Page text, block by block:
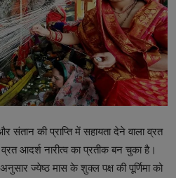
संतान की प्राप्ति में सहायता देने वाला व्रत
आदर्श नारीत्व का प्रतीक बन चुका है।
ज्येष्ठ मास के शुक्ल पक्ष की पूर्णिमा को